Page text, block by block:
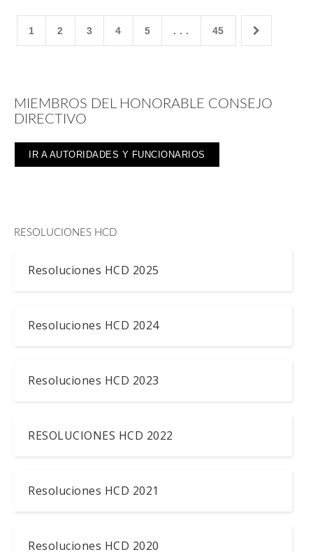
1 2 3 4 5 . . . 45
MIEMBROS DEL HONORABLE CONSEJO
DIRECTIVO
IR A AUTORIDADES Y FUNCIONARIOS
RESOLUCIONES HCD
Resoluciones HCD 2025
Resoluciones HCD 2024
Resoluciones HCD 2023
RESOLUCIONES HCD 2022
Resoluciones HCD 2021
Resoluciones HCD 2020